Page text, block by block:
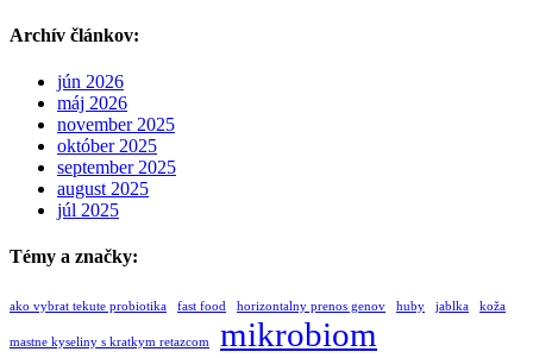
Archív článkov:
jún 2026
máj 2026
november 2025
október 2025
september 2025
august 2025
júl 2025
Témy a značky:
ako vybrat tekute probiotika fast food horizontalny prenos genov huby jablka koža
mastne kyseliny s kratkym retazcom mikrobiom